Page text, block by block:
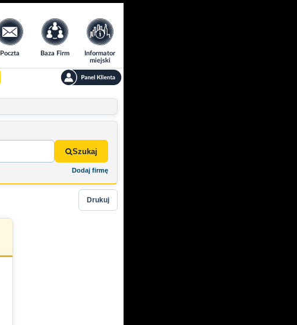
Poczta Baza Firm
Informator
miejski
Szukaj
Dodaj firmę
Drukuj